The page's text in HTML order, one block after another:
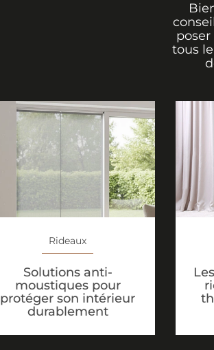
tous
Rideaux
Solutions anti-
moustiques pour
protéger son intérieur
durablement